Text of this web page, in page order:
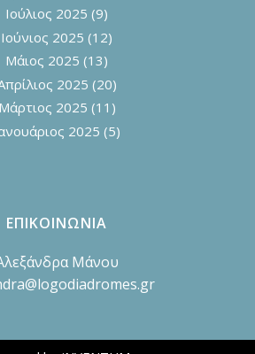
Ιούλιος 2025 (9)
Ιούνιος 2025 (12)
Μάιος 2025 (13)
2025 (20)
Μάρτιος 2025 (11)
2025 (5)
ΕΠΙΚΟΙΝΩΝΙΑ
Μάνου